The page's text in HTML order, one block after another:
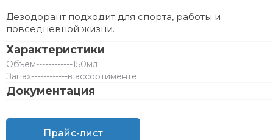
Дезодорант подходит для спорта, работы и
повседневной жизни.
Характеристики
Объем------------150мл
Запах------------в ассортименте
Документация
Прайс-лист